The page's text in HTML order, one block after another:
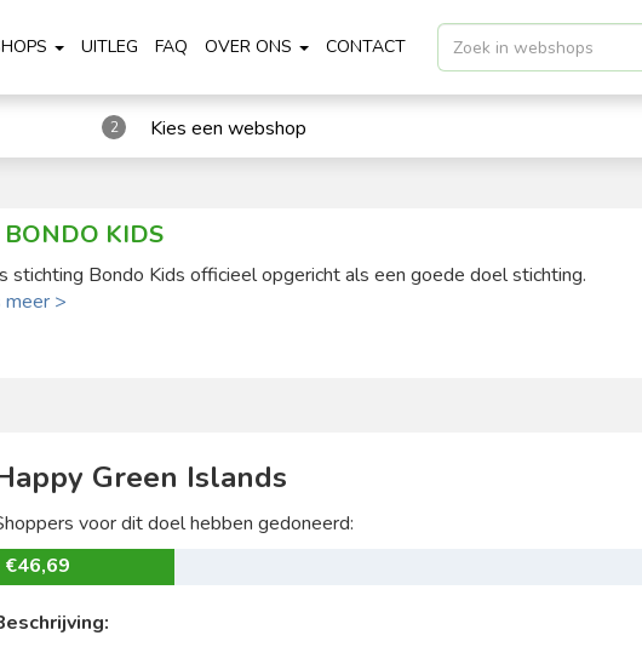
UITLEG FAQ OVER ONS CONTACT
2 Kies een webshop
BONDO KIDS
stichting Bondo Kids officieel opgericht als een goede doel stichting.
meer >
Green Islands
voor dit doel hebben gedoneerd:
€46,69